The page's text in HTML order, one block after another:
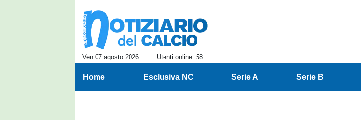
Ven 07 agosto 2026 Utenti online: 58
Home Esclusiva NC Serie A Serie B